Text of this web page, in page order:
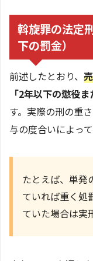
斡旋罪の法定
下の罰金）
前述したとおり、
「2年以下の懲役
す。実際の刑の重
与の度合いによっ
たとえば、単発
ていれば重く処
ていた場合は実